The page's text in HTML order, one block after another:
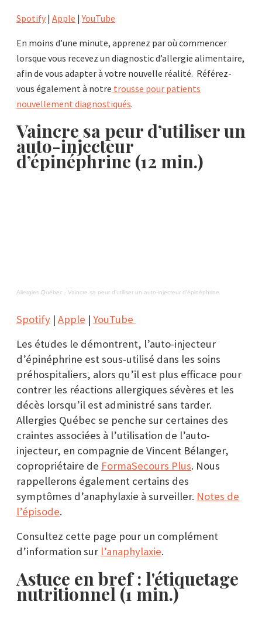
Spotify | Apple |YouTube
En moins d’une minute, apprenez par où commencer
lorsque vous recevez un diagnostic d’allergie alimentaire,
afin de vous adapter à votre nouvelle réalité. Référez-
vous également à notre trousse pour patients
nouvellement diagnostiqués.
Vaincre sa peur d’utiliser un
auto-injecteur
d’épinéphrine (12 min.)
Allergies Québec · Vaincre sa peur d’utiliser un auto-injecteur d’épinéphrine
Spotify | Apple | YouTube
Les études le démontrent, l’auto-injecteur
d’épinéphrine est sous-utilisé dans les soins
préhospitaliers, alors qu’il est plus efficace pour
contrer les réactions allergiques sévères et les
décès lorsqu’il est administré sans tarder.
Allergies Québec se penche sur certaines des
craintes associées à l’utilisation de l’auto-
injecteur, en compagnie de Vincent Bélanger,
copropriétaire de FormaSecours Plus. Nous
rappellerons également certains des
symptômes d’anaphylaxie à surveiller. Notes de
l’épisode.
Consultez cette page pour un complément
d’information sur l’anaphylaxie.
Astuce en bref : l'étiquetage
nutritionnel (1 min.)